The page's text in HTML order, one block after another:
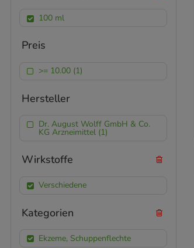
100 ml
Preis
>= 10.00 (1)
Hersteller
Dr. August Wolff GmbH & Co.
KG Arzneimittel (1)
Wirkstoffe
Verschiedene
Kategorien
Ekzeme, Schuppenflechte